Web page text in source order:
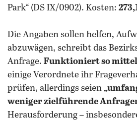
Park“ (DS IX/0902). Kosten:
Die Angaben sollen helfen,
abzuwägen, schreibt das
Anfrage. Funktioniert so mittel
einige Verordnete ihr
prüfen, allerdings seien
weniger zielführende
Herausforderung –